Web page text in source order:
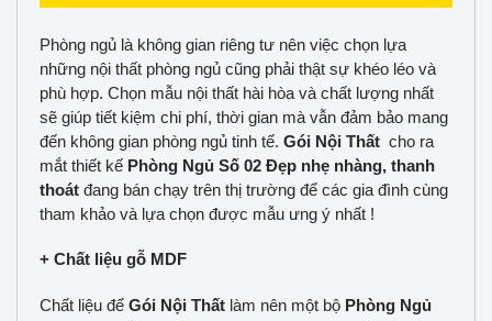
Phòng ngủ là không gian riêng tư nên việc chọn lựa
những nội thất phòng ngủ cũng phải thật sự khéo léo và
phù hợp. Chọn mẫu nội thất hài hòa và chất lượng nhất
sẽ giúp tiết kiệm chi phí, thời gian mà vẫn đảm bảo mang
đến không gian phòng ngủ tinh tế. Gói Nội Thất cho ra
mắt thiết kế Phòng Ngủ Số 02 Đẹp nhẹ nhàng, thanh
thoát đang bán chạy trên thị trường để các gia đình cùng
tham khảo và lựa chọn được mẫu ưng ý nhất !
+ Chất liệu gỗ MDF
Chất liệu để Gói Nội Thất làm nên một bộ Phòng Ngủ